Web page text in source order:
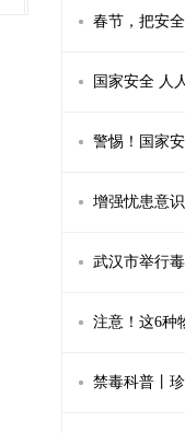
春节，把安
国家安全 人
警惕！国家
增强忧患意
武汉市举行
注意！这6种
禁毒科普丨